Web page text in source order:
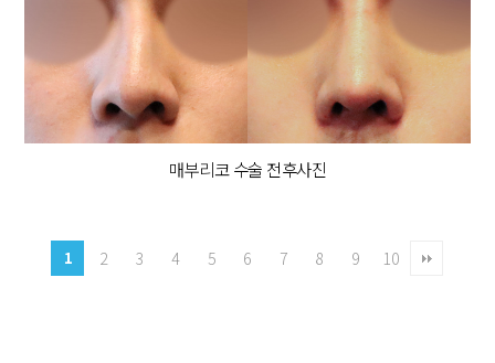
매부리코 수술 전후사진
1 2 3 4 5 6 7 8 9 10